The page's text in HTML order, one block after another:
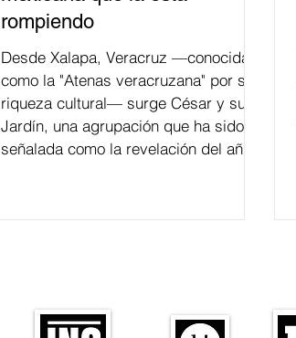
rompiendo
Desde Xalapa, Veracruz —conocida
como la "Atenas veracruzana" por su
riqueza cultural— surge César y su
Jardín, una agrupación que ha sido
señalada como la revelación del año